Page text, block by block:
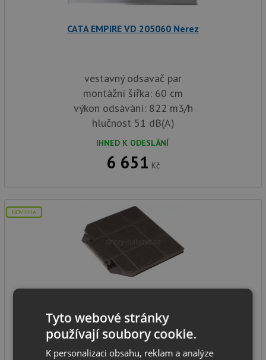
CATA EMPIRE VD 205060 Nerez
vestavný odsavač par
montážní šířka: 60 cm
výkon odsávání: 822 m3/h
hlučnost 51 dB(A)
IHNED K ODESLÁNÍ
6 651 Kč
NOVINKA
pachový filtr s aktivním uhlím
Tyto webové stránky
používají soubory cookie.
K personalizaci obsahu, reklam a analýze